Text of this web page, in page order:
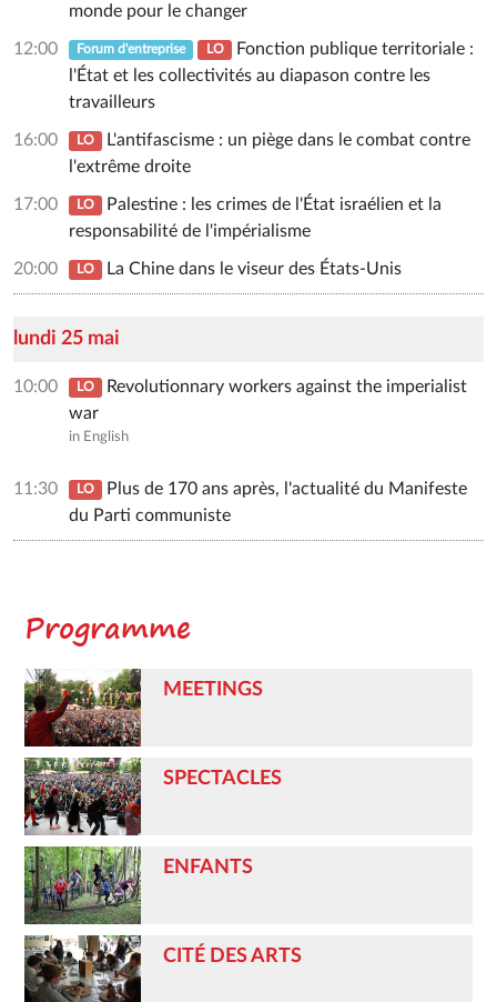
monde pour le changer
12:00 Forum d'entreprise LO Fonction publique territoriale :
l'État et les collectivités au diapason contre les
travailleurs
16:00 LO
L'antifascisme : un piège dans le combat contre
l'extrême droite
17:00 LO
Palestine : les crimes de l'État israélien et la
responsabilité de l'impérialisme
20:00 LO La Chine dans le viseur des États-Unis
lundi 25 mai
10:00 LO
Revolutionnary workers against the imperialist
war
in English
11:30 LO
Plus de 170 ans après, l'actualité du Manifeste
du Parti communiste
Programme
MEETINGS
SPECTACLES
ENFANTS
CITÉ DES ARTS